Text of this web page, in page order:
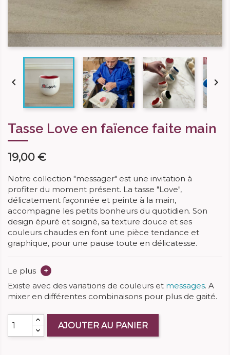
 
Tasse Love en faïence faite main
19,00 €
Notre collection "messager" est une invitation à
profiter du moment présent. La tasse "Love",
délicatement façonnée et peinte à la main,
accompagne les petits bonheurs du quotidien. Son
design épuré et soigné, sa texture douce et ses
couleurs chaudes en font une pièce tendance et
graphique, pour une pause toute en délicatesse.
Le plus
+
Existe avec des variations de couleurs et messages. A
mixer en différentes combinaisons pour plus de gaité.
AJOUTER AU PANIER